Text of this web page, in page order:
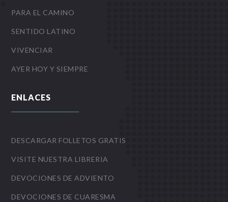
PARA EL CAMINO
SENTIDO LATINO
VIVENCIAR
AYER HOY Y SIEMPRE
ENLACES
DESCARGAR FOLLETOS GRATIS
VISITE NUESTRA LIBRERIA
DEVOCIONES DE ADVIENTO
DEVOCIONES DE CUARESMA